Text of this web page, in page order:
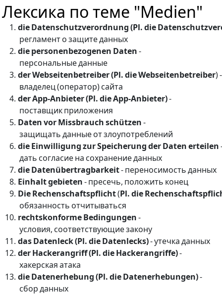
Лексика по теме "Medien"
die Datenschutzverordnung (Pl. die
регламент о защите данных
die personenbezogenen Daten-
персональные данные
der Webseitenbetreiber (Pl. die Webseitenbetreiber) -
владелец (оператор) сайта
der App‑Anbieter (Pl. die App‑Anbieter)-
поставщик приложения
Daten vor Missbrauch schützen-
защищать данные от злоупотреблений
die Einwilligung zur Speicherung der Daten erteilen
дать согласие на сохранение данных
die Datenübertragbarkeit- переносимость данных
Einhalt gebieten- пресечь, положить конец
Die Rechenschaftspflicht(Pl. die
обязанность отчитываться
rechtskonforme Bedingungen-
условия, соответствующие закону
das Datenleck (Pl. die Datenlecks)- утечка данных
der Hackerangriff (Pl. die Hackerangriffe)-
хакерская атака
die Datenerhebung (Pl. die Datenerhebungen)-
сбор данных